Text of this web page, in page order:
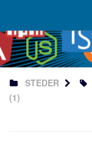
Portal
JAMstack.dk
NoSQL.dk
STEDER
(1)